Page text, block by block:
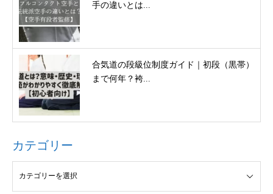
手の違いとは...
合気道の段級位制度ガイド｜初段（黒帯）
まで何年？袴...
カテゴリー